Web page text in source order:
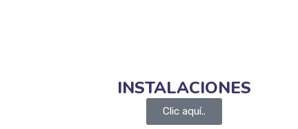
INSTALACIONES
Clic aquí..